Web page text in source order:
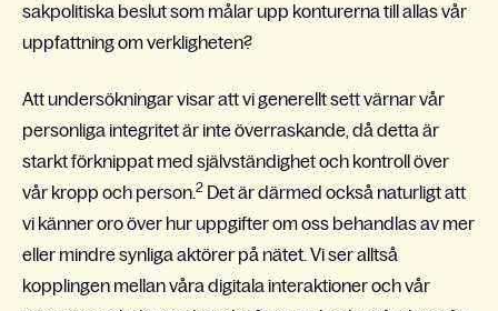
sakpolitiska beslut som målar upp konturerna till allas vår
uppfattning om verkligheten?
Att undersökningar visar att vi generellt sett värnar vår
personliga integritet är inte överraskande, då detta är
starkt förknippat med självständighet och kontroll över
vår kropp och person.2 Det är därmed också naturligt att
vi känner oro över hur uppgifter om oss behandlas av mer
eller mindre synliga aktörer på nätet. Vi ser alltså
kopplingen mellan våra digitala interaktioner och vår